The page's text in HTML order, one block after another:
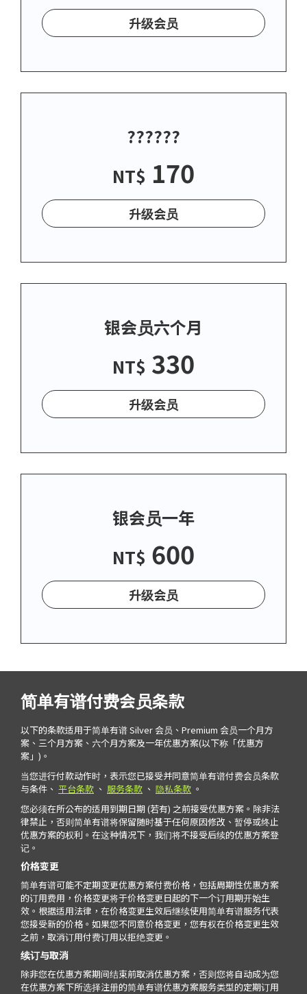
升级会员
??????
NT$ 170
升级会员
银会员六个月
NT$ 330
升级会员
银会员一年
NT$ 600
升级会员
简单有谱付费会员条款
以下的条款适用于简单有谱 Silver 会员、Premium 会员一个月方
案、三个月方案、六个月方案及一年优惠方案(以下称「优惠方
案」)。
当您进行付款动作时，表示您已接受并同意简单有谱付费会员条款
与条件、 平台条款 、 服务条款 、 隐私条款 。
您必须在所公布的适用到期日期 (若有) 之前接受优惠方案。除非法
律禁止，否则简单有谱将保留随时基于任何原因修改、暂停或终止
优惠方案的权利。在这种情况下，我们将不接受后续的优惠方案登
记。
价格变更
简单有谱可能不定期变更优惠方案付费价格，包括周期性优惠方案
的订用费用，价格变更将于价格变更日起的下一个订用期开始生
效。根据适用法律，在价格变更生效后继续使用简单有谱服务代表
您接受新的价格。如果您不同意价格变更，您有权在价格变更生效
之前，取消订用付费订用以拒绝变更。
续订与取消
除非您在优惠方案期间结束前取消优惠方案，否则您将自动成为您
在优惠方案下所选择注册的简单有谱优惠方案服务类型的定期订用